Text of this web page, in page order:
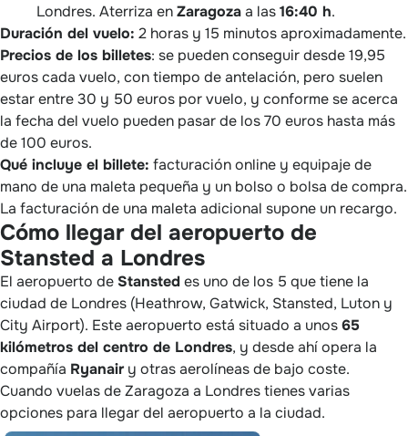
Londres. Aterriza enZaragozaa las16:40 h.
Duración del vuelo: 2 horas y 15 minutos aproximadamente.
Precios de los billetes: se pueden conseguir desde 19,95
euros cada vuelo, con tiempo de antelación, pero suelen
estar entre 30 y 50 euros por vuelo, y conforme se acerca
la fecha del vuelo pueden pasar de los 70 euros hasta más
de 100 euros.
Qué incluye el billete: facturación online y equipaje de
mano de una maleta pequeña y un bolso o bolsa de compra.
La facturación de una maleta adicional supone un recargo.
Cómo llegar del aeropuerto de
Stansted a Londres
El aeropuerto de Stanstedes uno de los 5 que tiene la
ciudad de Londres (Heathrow, Gatwick, Stansted, Luton y
City Airport). Este aeropuerto está situado a unos65
kilómetros del centro de Londres, y desde ahí opera la
compañía Ryanairy otras aerolíneas de bajo coste.
Cuando vuelas de Zaragoza a Londres tienes varias
opciones para llegar del aeropuerto a la ciudad.